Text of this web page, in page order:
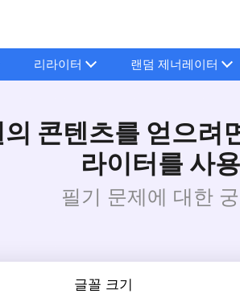
리라이터 랜덤 제너레이터
콘텐츠를 얻으려
라이터를 사
필기 문제에 대한
글꼴 크기